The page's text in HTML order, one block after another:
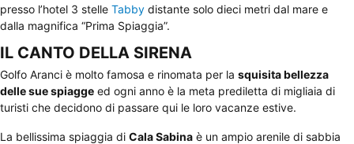
presso l’hotel 3 stelle Tabby distante solo dieci metri dal mare e
dalla magnifica “Prima Spiaggia”.
IL CANTO DELLA SIRENA
Golfo Aranci è molto famosa e rinomata per la squisita bellezza
delle sue spiagge ed ogni anno è la meta prediletta di migliaia di
turisti che decidono di passare qui le loro vacanze estive.
La bellissima spiaggia di Cala Sabina è un ampio arenile di sabbia